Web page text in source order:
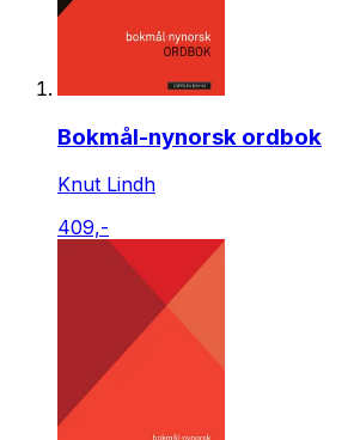
Bokmål-nynorsk ordbok
Knut Lindh
409,-